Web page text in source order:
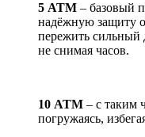
5 АТМ – базовый
надёжную защиту
пережить
не снимая часов.
10 АТМ – с таким
погружаясь,